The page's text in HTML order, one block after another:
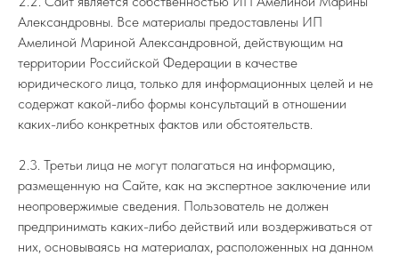
Александровны. Все материалы предоставлены ИП
Амелиной Мариной Александровной, действующим на
территории Российской Федерации в качестве
юридического лица, только для информационных целей и не
содержат какой-либо формы консультаций в отношении
каких-либо конкретных фактов или обстоятельств.
2.3. Третьи лица не могут полагаться на информацию,
размещенную на Сайте, как на экспертное заключение или
неопровержимые сведения. Пользователь не должен
предпринимать каких-либо действий или воздерживаться от
них, основываясь на материалах, расположенных на данном